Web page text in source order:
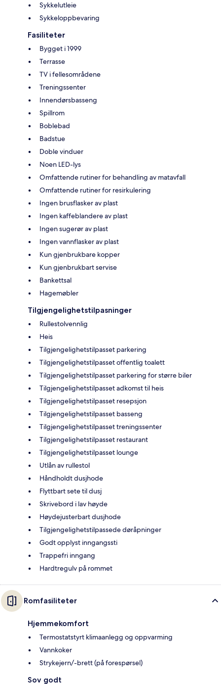
Sykkelutleie
Sykkeloppbevaring
Fasiliteter
Bygget i 1999
Terrasse
TV i fellesområdene
Treningssenter
Innendørsbasseng
Spillrom
Boblebad
Badstue
Doble vinduer
Noen LED-lys
Omfattende rutiner for behandling av matavfall
Omfattende rutiner for resirkulering
Ingen brusflasker av plast
Ingen kaffeblandere av plast
Ingen sugerør av plast
Ingen vannflasker av plast
Kun gjenbrukbare kopper
Kun gjenbrukbart servise
Bankettsal
Hagemøbler
Tilgjengelighetstilpasninger
Rullestolvennlig
Heis
Tilgjengelighetstilpasset parkering
Tilgjengelighetstilpasset offentlig toalett
Tilgjengelighetstilpasset parkering for større biler
Tilgjengelighetstilpasset adkomst til heis
Tilgjengelighetstilpasset resepsjon
Tilgjengelighetstilpasset basseng
Tilgjengelighetstilpasset treningssenter
Tilgjengelighetstilpasset restaurant
Tilgjengelighetstilpasset lounge
Utlån av rullestol
Håndholdt dusjhode
Flyttbart sete til dusj
Skrivebord i lav høyde
Høydejusterbart dusjhode
Tilgjengelighetstilpassede døråpninger
Godt opplyst inngangssti
Trappefri inngang
Hardtregulv på rommet
Romfasiliteter
Hjemmekomfort
Termostatstyrt klimaanlegg og oppvarming
Vannkoker
Strykejern/-brett (på forespørsel)
Sov godt